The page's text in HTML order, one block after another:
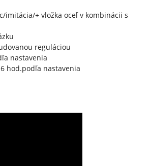
imitácia/+ vložka oceľ v kombinácii s
reguláciou
nastavenia
hod.podľa nastavenia